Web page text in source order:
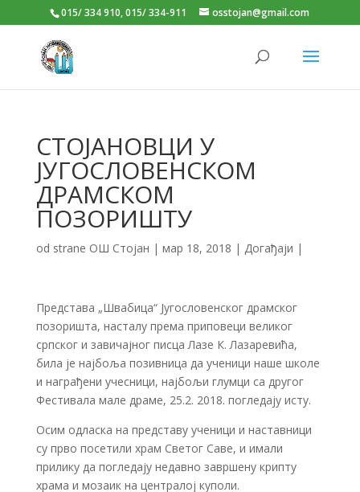
015/ 334 910, 015/ 334-911 osstojan@gmail.com
СТОЈАНОВЦИ У
ЈУГОСЛОВЕНСКОМ
ДРАМСКОМ
ПОЗОРИШТУ
od strane ОШ Стојан | мар 18, 2018 | Догађаји |
Представа „Швабица“ Југословенског драмског
позоришта, насталу према приповеци великог
српског и завичајног писца Лазе К. Лазаревића,
била је најбоља позивница да ученици наше школе
и награђени учесници, најбољи глумци са другог
Фестивала мале драме, 25.2. 2018. погледају исту.
Осим одласка на представу ученици и наставници
су прво посетили храм Светог Саве, и имали
прилику да погледају недавно завршену крипту
храма и мозаик на централој куполи.